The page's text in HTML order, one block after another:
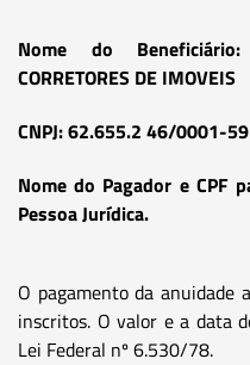
Nome do Beneficiário:
CORRETORES DE IMOVEIS
CNPJ: 62.655.2 46/0001-59
Nome do Pagador e CPF
Pessoa Jurídica.
O pagamento da anuidade
inscritos. O valor e a data
Lei Federal nº 6.530/78.